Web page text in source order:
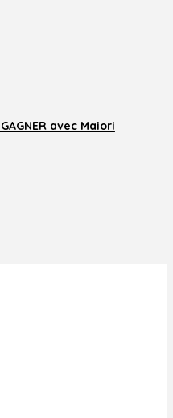
avec Maiori